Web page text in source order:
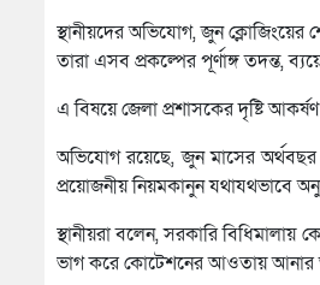
স্থানীয়দের অভিযোগ, জুন ক্লোজিংয়ের
তারা এসব প্রকল্পের পূর্ণাঙ্গ তদন্ত,
এ বিষয়ে জেলা প্রশাসকের দৃষ্টি
অভিযোগ রয়েছে, জুন মাসের অর্থবছর
প্রয়োজনীয় নিয়মকানুন যথাযথভাবে
স্থানীয়রা বলেন, সরকারি
ভাগ করে কোটেশনের আওতায় আনার